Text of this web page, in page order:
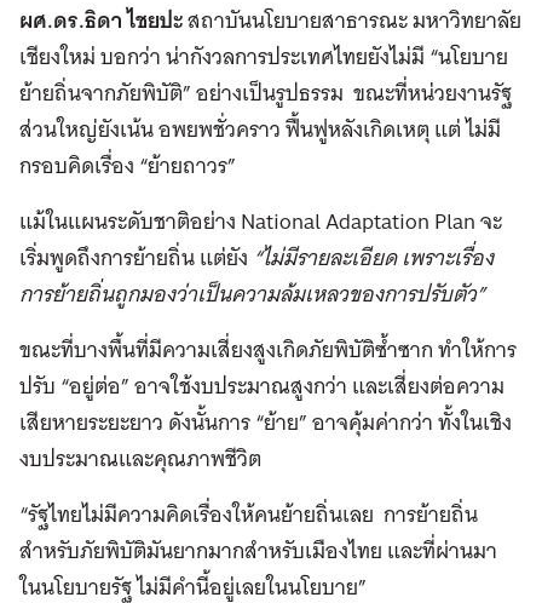
ผศ.ดร.ธิดา ไชยปะสถาบันนโยบายสาธารณะ มหาวิทยาลัย
เชียงใหม่ บอกว่า น่ากังวลการประเทศไทยยังไม่มี “นโยบาย
ย้ายถิ่นจากภัยพิบัติ” อย่างเป็นรูปธรรม ขณะที่หน่วยงานรัฐ
ส่วนใหญ่ยังเน้น อพยพชั่วคราว ฟื้นฟูหลังเกิดเหตุ แต่ ไม่มี
กรอบคิดเรื่อง “ย้ายถาวร”
แม้ในแผนระดับชาติอย่าง National Adaptation Plan จะ
เริ่มพูดถึงการย้ายถิ่น แต่ยัง “ไม่มีรายละเอียด เพราะเรื่อง
การย้ายถิ่นถูกมองว่าเป็นความล้มเหลวของการปรับตัว”
ขณะที่บางพื้นที่มีความเสี่ยงสูงเกิดภัยพิบัติซ้ำซาก ทำให้การ
ปรับ “อยู่ต่อ” อาจใช้งบประมาณสูงกว่า และเสี่ยงต่อความ
เสียหายระยะยาว ดังนั้นการ “ย้าย” อาจคุ้มค่ากว่า ทั้งในเชิง
งบประมาณและคุณภาพชีวิต
“รัฐไทยไม่มีความคิดเรื่องให้คนย้ายถิ่นเลย การย้ายถิ่น
สำหรับภัยพิบัติมันยากมากสำหรับเมืองไทย และที่ผ่านมา
ในนโยบายรัฐ ไม่มีคำนี้อยู่เลยในนโยบาย”